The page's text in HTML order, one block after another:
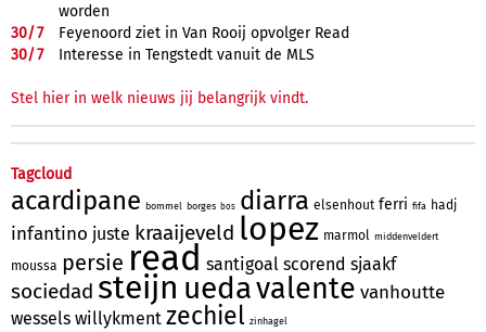
worden
30/7
Feyenoord ziet in Van Rooij opvolger Read
30/7 Interesse in Tengstedt vanuit de MLS
Stel hier in welk nieuws jij belangrijk vindt.
Tagcloud
acardipane bommel borges bos diarra elsenhout ferri fifa hadj
infantino juste kraaijeveld lopez marmol middenveldert
moussa persie read santigoal scorend sjaakf
sociedad steijn uedavalente vanhoutte
wessels willykment zechiel zinhagel